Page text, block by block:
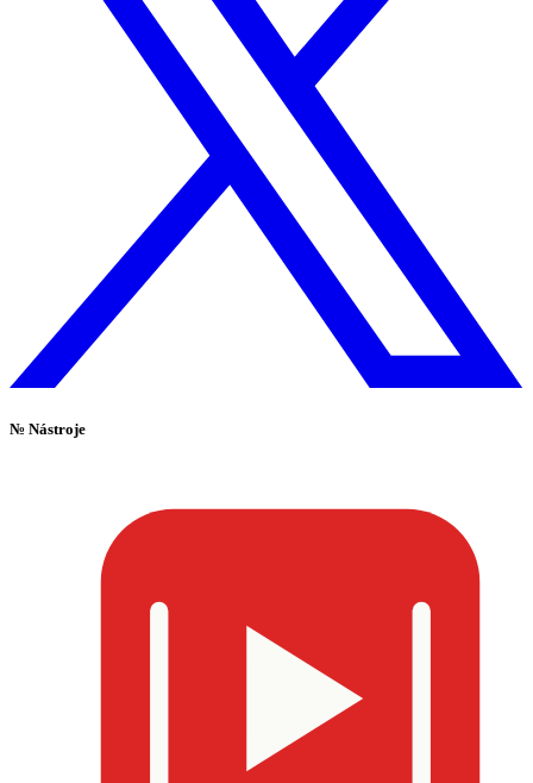
№ Nástroje